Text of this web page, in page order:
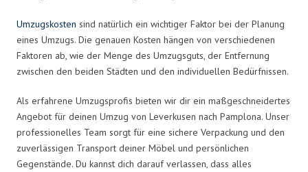
Umzugskosten sind natürlich ein wichtiger Faktor bei der Planung
eines Umzugs. Die genauen Kosten hängen von verschiedenen
Faktoren ab, wie der Menge des Umzugsguts, der Entfernung
zwischen den beiden Städten und den individuellen Bedürfnissen.
Als erfahrene Umzugsprofis bieten wir dir ein maßgeschneidertes
Angebot für deinen Umzug von Leverkusen nach Pamplona. Unser
professionelles Team sorgt für eine sichere Verpackung und den
zuverlässigen Transport deiner Möbel und persönlichen
Gegenstände. Du kannst dich darauf verlassen, dass alles